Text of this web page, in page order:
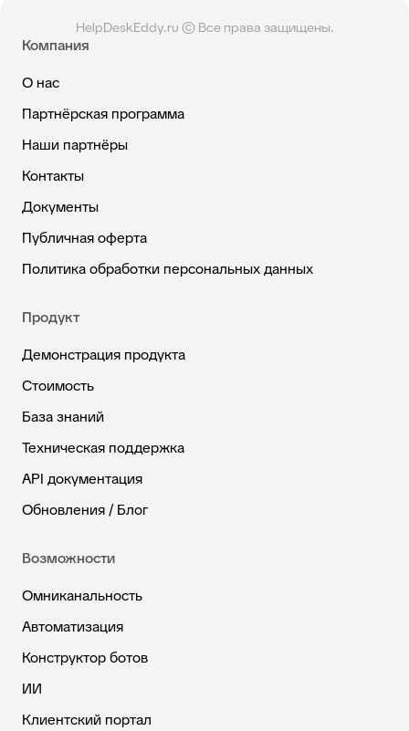
HelpDeskEddy.ru © Все права защищены.
Компания
О нас
Партнёрская программа
Наши партнёры
Контакты
Документы
Публичная оферта
Политика обработки персональных данных
Продукт
Демонстрация продукта
Стоимость
База знаний
Техническая поддержка
API документация
Обновления / Блог
Возможности
Омниканальность
Автоматизация
Конструктор ботов
ИИ
Клиентский портал